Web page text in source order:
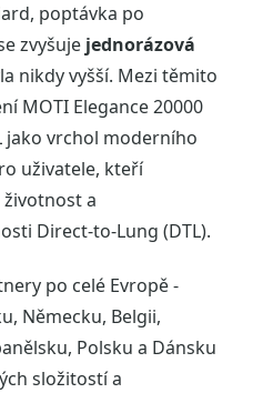
poptávka po
zvyšuje jednorázová
nikdy vyšší. Mezi těmito
MOTI Elegance 20000
jako vrchol moderního
uživatele, kteří
a
Direct-to-Lung (DTL).
po celé Evropě -
Německu, Belgii,
Polsku a Dánsku
složitostí a